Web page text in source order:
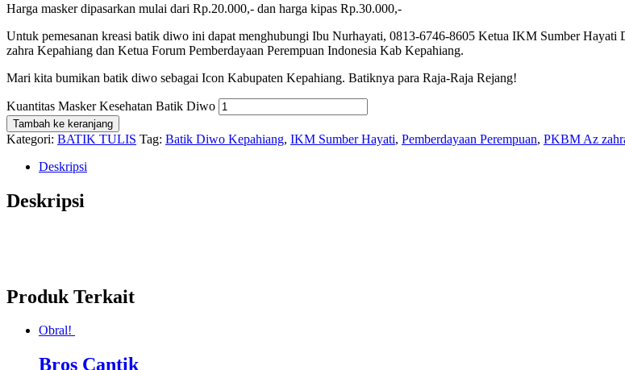
Harga masker dipasarkan mulai dari Rp.20.000,- dan harga kipas Rp.30.000,-
Untuk pemesanan kreasi batik diwo ini dapat menghubungi Ibu Nurhayati, 0813-6746-8605 Ketua IKM Sumber
zahra Kepahiang dan Ketua Forum Pemberdayaan Perempuan Indonesia Kab Kepahiang.
Mari kita bumikan batik diwo sebagai Icon Kabupaten Kepahiang. Batiknya para Raja-Raja Rejang!
Kuantitas Masker Kesehatan Batik Diwo
Tambah ke keranjang
Kategori: BATIK TULIS Tag: Batik Diwo Kepahiang, IKM Sumber Hayati, Pemberdayaan Perempuan, PKBM Az
Deskripsi
Deskripsi
Produk Terkait
Obral!
Bros Cantik